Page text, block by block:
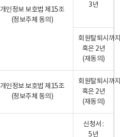
개인정보 보호법 제15조
(정보주체 동의)
3년
회원탈퇴시까
혹은 2년
(재동의)
개인정보 보호법 제15조
(정보주체 동의)
회원탈퇴시까
혹은 2년
(재동의)
신청서 :
5년